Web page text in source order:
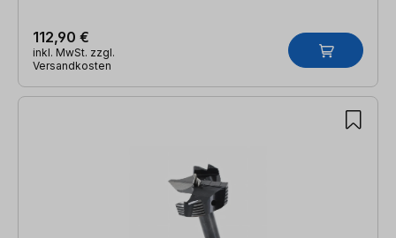
112,90 €
inkl. MwSt. zzgl.
Versandkosten